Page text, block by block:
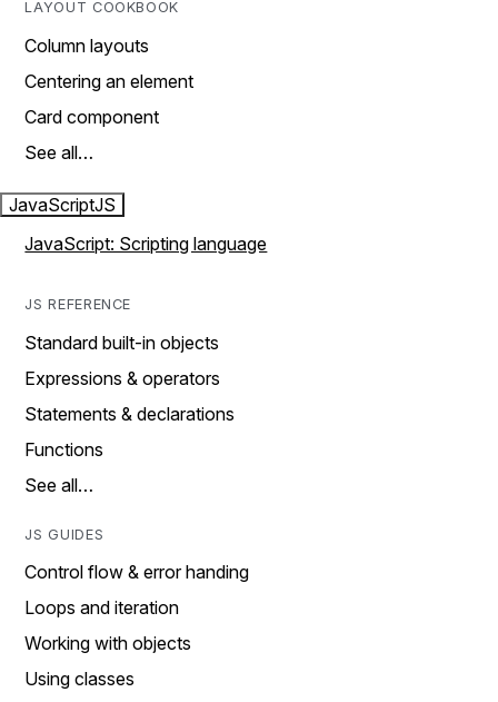
LAYOUT COOKBOOK
Column layouts
Centering an element
Card component
See all…
JavaScriptJS
JavaScript: Scripting language
JS REFERENCE
Standard built-in objects
Expressions & operators
Statements & declarations
Functions
See all…
JS GUIDES
Control flow & error handing
Loops and iteration
Working with objects
Using classes